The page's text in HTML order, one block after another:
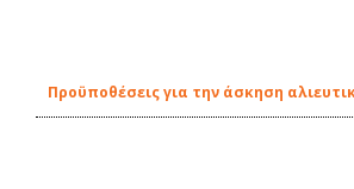
Προϋποθέσεις για την άσκηση